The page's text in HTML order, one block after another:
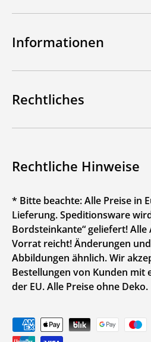
Informationen
Rechtliches
Rechtliche Hinweise
* Bitte beachte: Alle Preise in
Lieferung. Speditionsware
Bordsteinkante“ geliefert!
Vorrat reicht! Änderungen
Abbildungen ähnlich. Wir
Bestellungen von Kunden mit
der EU. Alle Preise ohne Deko.
Zahlungsmethoden